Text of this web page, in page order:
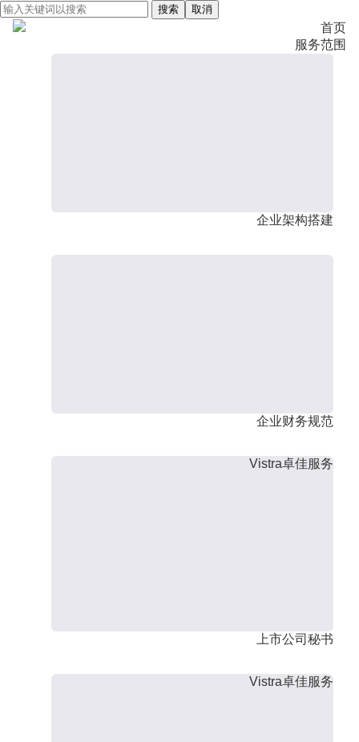
搜索 取消
首页
服务范围
企业架构搭建
企业财务规范
Vistra卓佳服务
上市公司秘书
Vistra卓佳服务